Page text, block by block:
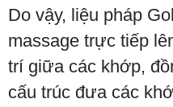
Do vậy, liệu pháp
massage trực tiếp
trí giữa các khớp,
cấu trúc đưa các